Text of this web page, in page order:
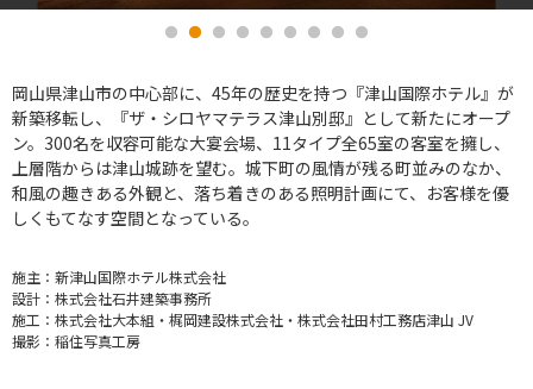
岡山県津山市の中心部に、45年の歴史を持つ『津山国際ホテル』が
新築移転し、『ザ・シロヤマテラス津山別邸』として新たにオープ
ン。300名を収容可能な大宴会場、11タイプ全65室の客室を擁し、
上層階からは津山城跡を望む。城下町の風情が残る町並みのなか、
和風の趣きある外観と、落ち着きのある照明計画にて、お客様を優
しくもてなす空間となっている。
施主： 新津山国際ホテル株式会社
設計： 株式会社石井建築事務所
施工： 株式会社大本組・梶岡建設株式会社・株式会社田村工務店津山 JV
撮影： 稲住写真工房